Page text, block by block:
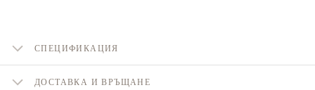
СПЕЦИФИКАЦИЯ
ДОСТАВКА И ВРЪЩАНЕ